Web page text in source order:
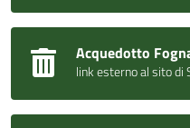
Acquedotto
link esterno al sito di